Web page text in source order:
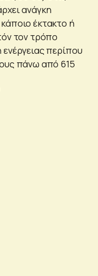
ανάγκη
έκτακτο ή
τον τρόπο
περίπου
πάνω από 615